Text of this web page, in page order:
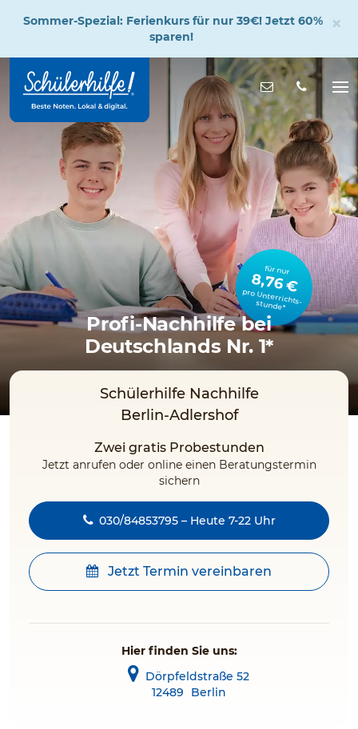
Hauptinhalt
Nachricht
für nur
8,76 €
pro Unterrichts­stunde*
Profi-Nachhilfe bei
Deutschlands Nr. 1*
Schülerhilfe Nachhilfe
Berlin-Adlershof
Zwei gratis Probestunden
Jetzt anrufen oder online einen Beratungstermin
sichern
030/84853795 – Heute 7-22 Uhr
Jetzt Termin vereinbaren
Hier finden Sie uns:
Dörpfeldstraße 52
12489
Berlin
Sommer-Spezial: Ferienkurs für nur 39€! Jetzt 60%
sparen!
×